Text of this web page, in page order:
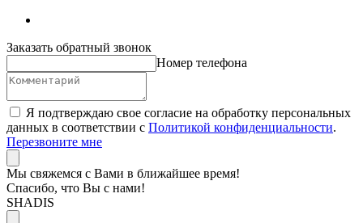
Заказать обратный звонок
Номер телефона
Я подтверждаю свое согласие на обработку персональных
данных в соответствии с Политикой конфиденциальности.
Перезвоните мне
Мы свяжемся с Вами в ближайшее время!
Спасибо, что Вы с нами!
SHADIS